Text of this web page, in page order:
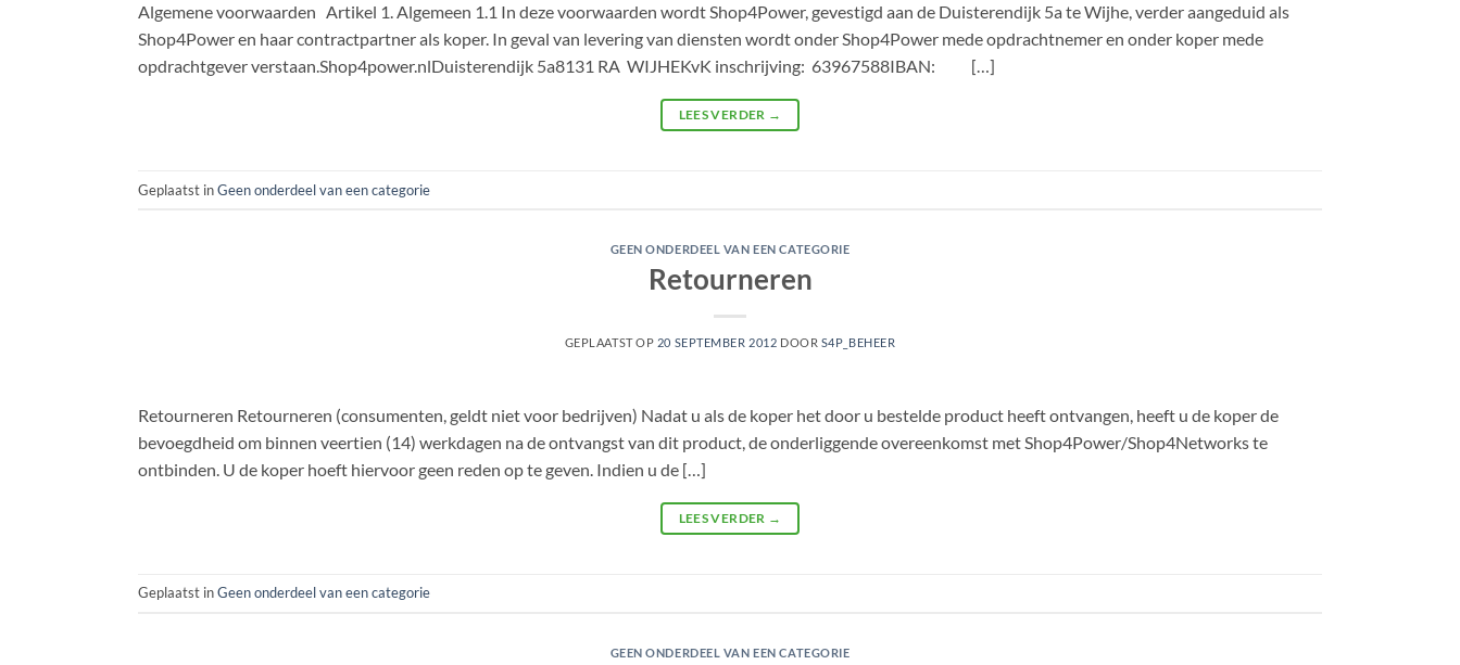
Algemene voorwaarden Artikel 1. Algemeen 1.1 In deze voorwaarden wordt Shop4Power, gevestigd aan de Duisterendijk 5a te Wijhe, verder aangeduid als
Shop4Power en haar contractpartner als koper. In geval van levering van diensten wordt onder Shop4Power mede opdrachtnemer en onder koper mede
opdrachtgever verstaan.Shop4power.nlDuisterendijk 5a8131 RA WIJHEKvK inschrijving: 63967588IBAN: […]
LEES VERDER →
Geplaatst inGeen onderdeel van een categorie
GEEN ONDERDEEL VAN EEN CATEGORIE
Retourneren
GEPLAATST OP 20 SEPTEMBER 2012 DOOR S4P_BEHEER
Retourneren Retourneren (consumenten, geldt niet voor bedrijven) Nadat u als de koper het door u bestelde product heeft ontvangen, heeft u de koper de
bevoegdheid om binnen veertien (14) werkdagen na de ontvangst van dit product, de onderliggende overeenkomst met Shop4Power/Shop4Networks te
ontbinden. U de koper hoeft hiervoor geen reden op te geven. Indien u de […]
LEES VERDER →
Geplaatst inGeen onderdeel van een categorie
GEEN ONDERDEEL VAN EEN CATEGORIE